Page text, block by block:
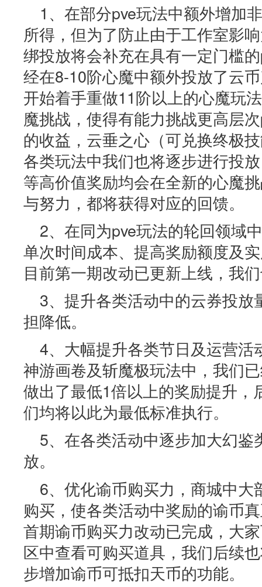
1、在部分pve玩法中额外增加
所得，但为了防止由于工作室影
绑投放将会补充在具有一定门槛
经在8-10阶心魔中额外投放了云
开始着手重做11阶以上的心魔玩
魔挑战，使得有能力挑战更高层
的收益，云垂之心（可兑换终极
各类玩法中我们也将逐步进行投
等高价值奖励均会在全新的心魔
与努力，都将获得对应的回馈。
2、在同为pve玩法的轮回领域
单次时间成本、提高奖励额度及
目前第一期改动已更新上线，我
3、提升各类活动中的云券投放
担降低。
4、大幅提升各类节日及运营活
神游画卷及斩魔极玩法中，我们
做出了最低1倍以上的奖励提升，
们均将以此为最低标准执行。
5、在各类活动中逐步加大幻鉴
放。
6、优化谕币购买力，商城中大
购买，使各类活动中奖励的谕币
首期谕币购买力改动已完成，大
区中查看可购买道具，我们后续
步增加谕币可抵扣天币的功能。